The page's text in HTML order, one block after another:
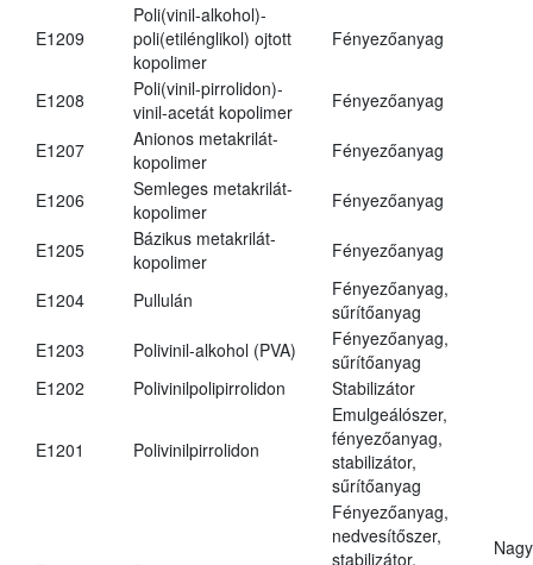
E1209
Poli(vinil-alkohol)-
poli(etilénglikol) ojtott
kopolimer
Fényezőanyag
E1208
Poli(vinil-pirrolidon)-
vinil-acetát kopolimer
Fényezőanyag
E1207
Anionos metakrilát-
kopolimer
Fényezőanyag
E1206
Semleges metakrilát-
kopolimer
Fényezőanyag
E1205
Bázikus metakrilát-
kopolimer
Fényezőanyag
E1204 Pullulán
Fényezőanyag,
sűrítőanyag
E1203
Polivinil-alkohol (PVA)
Fényezőanyag,
sűrítőanyag
E1202
Polivinilpolipirrolidon Stabilizátor
E1201 Polivinilpirrolidon
Emulgeálószer,
fényezőanyag,
stabilizátor,
sűrítőanyag
Fényezőanyag,
nedvesítőszer,
stabilizátor,